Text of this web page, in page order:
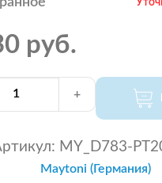
руб.
+
MY_D783-
Maytoni (Германия)